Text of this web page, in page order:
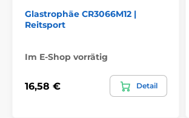
Glastrophäe CR3066M12 |
Reitsport
Im E-Shop vorrätig
16,58 € Detail